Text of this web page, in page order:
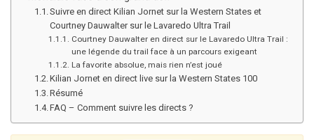
Suivre en direct Kilian Jornet sur la Western States et
Courtney Dauwalter sur le Lavaredo Ultra Trail
Courtney Dauwalter en direct sur le Lavaredo Ultra Trail :
une légende du trail face à un parcours exigeant
La favorite absolue, mais rien n’est joué
Kilian Jornet en direct live sur la Western States 100
Résumé
FAQ – Comment suivre les directs ?